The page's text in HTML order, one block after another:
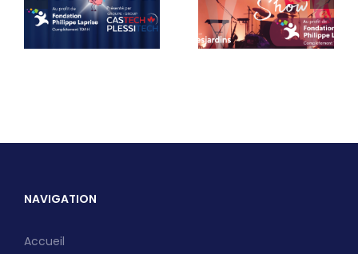
NAVIGATION
Accueil